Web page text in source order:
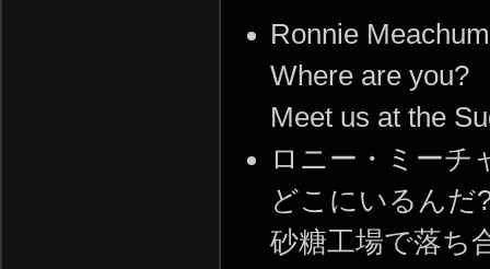
Ronnie Meachum
Where are you?
Meet us at the
ロニー・ミーチ
どこにいるんだ
砂糖工場で落ち